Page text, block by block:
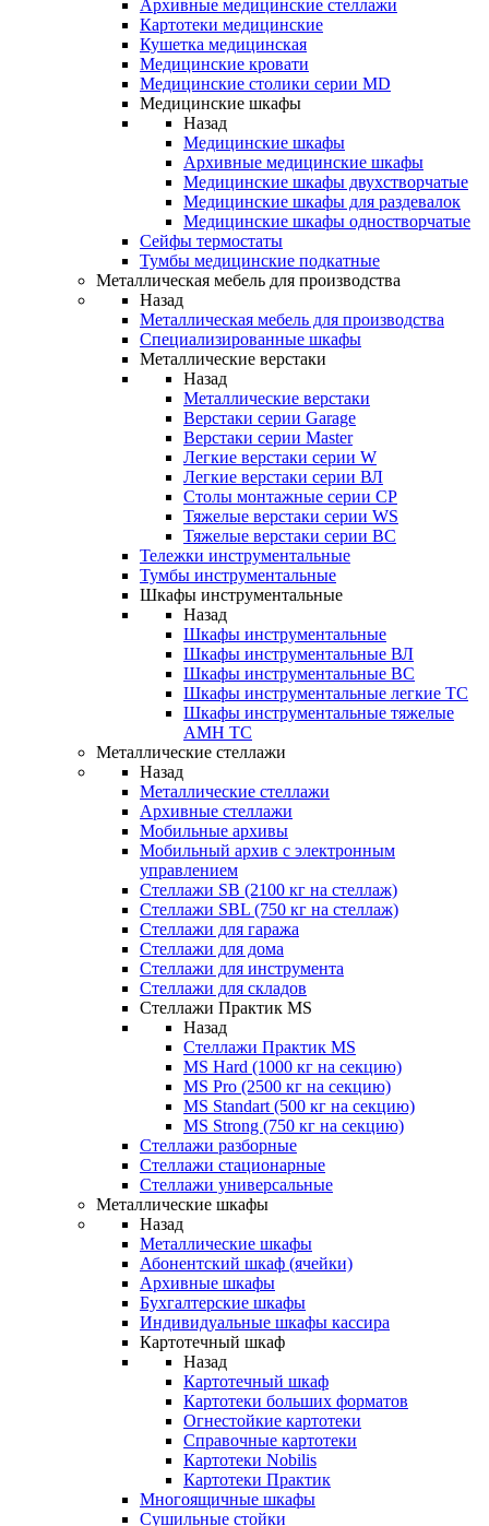
Архивные медицинские стеллажи
Картотеки медицинские
Кушетка медицинская
Медицинские кровати
Медицинские столики серии MD
Медицинские шкафы
Назад
Медицинские шкафы
Архивные медицинские шкафы
Медицинские шкафы двухстворчатые
Медицинские шкафы для раздевалок
Медицинские шкафы одностворчатые
Сейфы термостаты
Тумбы медицинские подкатные
Металлическая мебель для производства
Назад
Металлическая мебель для производства
Cпециализированные шкафы
Металлические верстаки
Назад
Металлические верстаки
Верстаки серии Garage
Верстаки серии Master
Легкие верстаки серии W
Легкие верстаки серии ВЛ
Столы монтажные серии СР
Тяжелые верстаки серии WS
Тяжелые верстаки серии ВС
Тележки инструментальные
Тумбы инструментальные
Шкафы инструментальные
Назад
Шкафы инструментальные
Шкафы инструментальные ВЛ
Шкафы инструментальные ВС
Шкафы инструментальные легкие ТС
Шкафы инструментальные тяжелые
AMH TC
Металлические стеллажи
Назад
Металлические стеллажи
Архивные стеллажи
Мобильные архивы
Мобильный архив с электронным
управлением
Стеллажи SB (2100 кг на стеллаж)
Стеллажи SBL (750 кг на стеллаж)
Стеллажи для гаража
Стеллажи для дома
Стеллажи для инструмента
Стеллажи для складов
Стеллажи Практик MS
Назад
Стеллажи Практик MS
MS Hard (1000 кг на секцию)
MS Pro (2500 кг на секцию)
MS Standart (500 кг на секцию)
MS Strong (750 кг на секцию)
Стеллажи разборные
Стеллажи стационарные
Стеллажи универсальные
Металлические шкафы
Назад
Металлические шкафы
Абонентский шкаф (ячейки)
Архивные шкафы
Бухгалтерские шкафы
Индивидуальные шкафы кассира
Картотечный шкаф
Назад
Картотечный шкаф
Картотеки больших форматов
Огнестойкие картотеки
Справочные картотеки
Картотеки Nobilis
Картотеки Практик
Многоящичные шкафы
Сушильные стойки